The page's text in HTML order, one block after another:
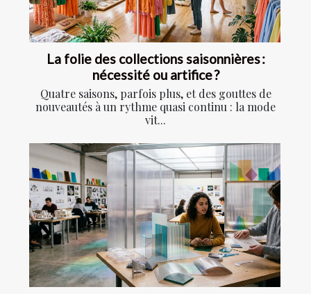
La folie des collections saisonnières :
nécessité ou artifice ?
Quatre saisons, parfois plus, et des gouttes de
nouveautés à un rythme quasi continu : la mode
vit...